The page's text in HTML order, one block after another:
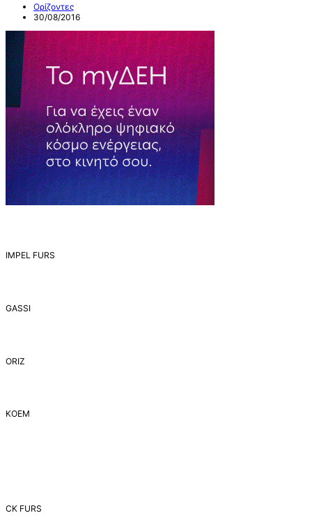
Ορίζοντες
30/08/2016
IMPEL FURS
GASSI
ORIZ
ΚΟΕΜ
CK FURS